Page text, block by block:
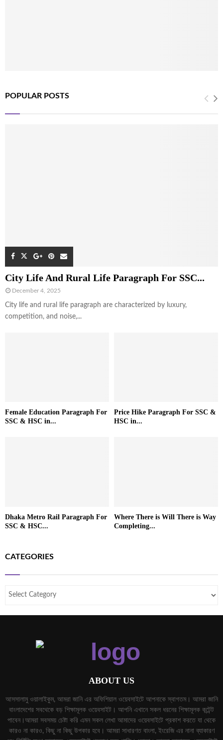
POPULAR POSTS
City Life And Rural Life Paragraph For SSC...
December 4, 2025
City life and rural life paragraph are characterized by luxury,
competition, and noise,...
Female Education Paragraph For
SSC & HSC in...
Price Hike Paragraph For SSC &
HSC in...
Dhaka Metro Rail Paragraph For
SSC & HSC...
Where There is Will There is Way
Completing...
CATEGORIES
ABOUT US
আসসালামু ওয়ালাইকুম, আমরা জানি এর অফিশিয়াল ওয়েবসাইটে আপনাকে স্বাগতম। আমরা জানি
বাংলাদেশের সবথেকে বড় শিক্ষামূলক ওয়েবসাইট। আপনি এখানে সকল ধরনের শিক্ষামূলক কন্টেন্ট
পাবেন।আমরা সবসময় চেষ্টা করি এমন সকল লেখা আমাদের ওয়েবসাইটে প্রকাশ করতে যা থেকে
কারও না কারও, কিছু না কিছু উপকার হবে। আমরা সাধারণত বাংলা, ইংরেজি এর নানা ব্যাকারণ